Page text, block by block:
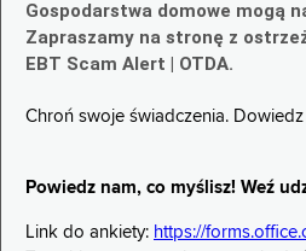
Gospodarstwa domowe mogą
Zapraszamy na stronę z
EBT Scam Alert | OTDA.
Chroń swoje świadczenia.
Powiedz nam, co myślisz! Weź
Link do ankiety: https://